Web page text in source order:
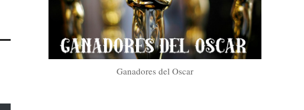
Ganadores del Oscar